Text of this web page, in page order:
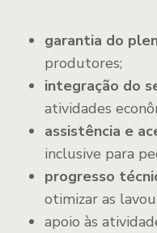
garantia do
produtores;
integração do
atividades
assistência e
inclusive para
progresso
otimizar as
apoio às